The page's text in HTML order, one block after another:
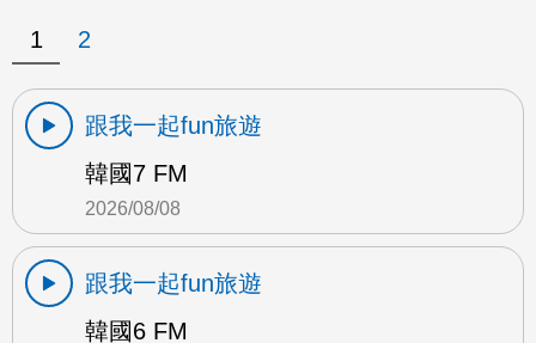
1 2
跟我一起fun旅遊
韓國7 FM
2026/08/08
跟我一起fun旅遊
韓國6 FM